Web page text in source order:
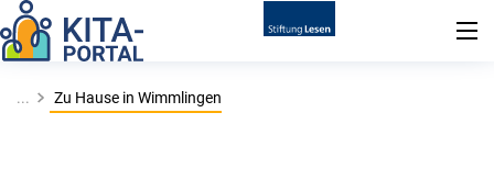
... Zu Hause in Wimmlingen